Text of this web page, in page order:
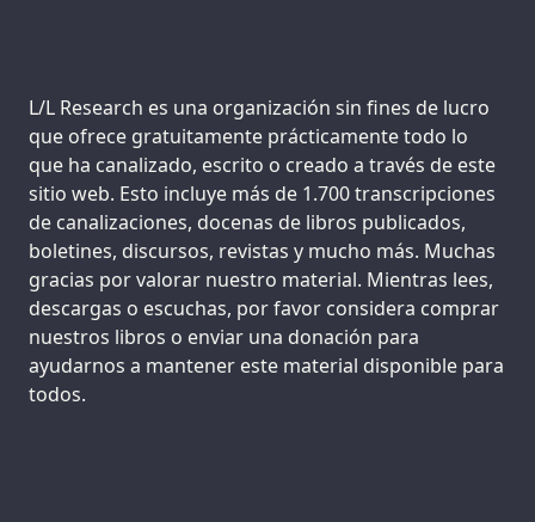
Support us:
L/L Research es una organización sin fines de lucro
que ofrece gratuitamente prácticamente todo lo
que ha canalizado, escrito o creado a través de este
sitio web. Esto incluye más de 1.700 transcripciones
de canalizaciones, docenas de libros publicados,
boletines, discursos, revistas y mucho más. Muchas
gracias por valorar nuestro material. Mientras lees,
descargas o escuchas, por favor considera comprar
nuestros libros o enviar una donación para
ayudarnos a mantener este material disponible para
todos.